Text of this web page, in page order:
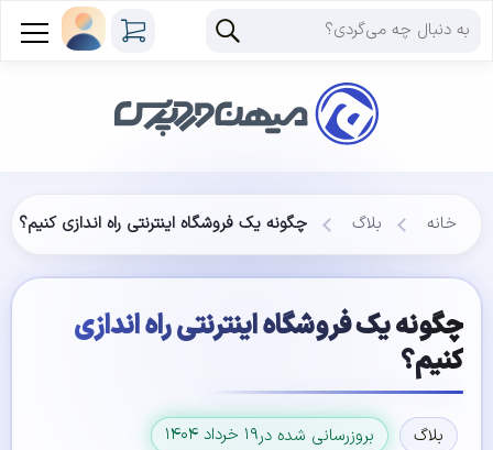
خانه بلاگ چگونه یک فروشگاه اینترنتی راه اندازی کنیم؟
چگونه یک فروشگاه اینترنتی راه اندازی
کنیم؟
بلاگ بروزرسانی شده در۱۹ خرداد ۱۴۰۴